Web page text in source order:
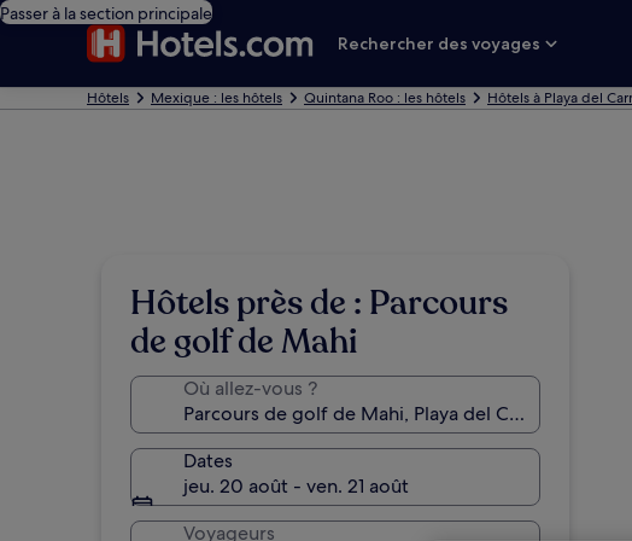
Passer à la section principale
Rechercher des voyages
Hôtels Mexique : les hôtels Quintana Roo : les hôtels Hôtels à Playa del
Hôtels près de : Parcours
de golf de Mahi
Où allez-vous ?
Dates
jeu. 20 août - ven. 21 août
Voyageurs